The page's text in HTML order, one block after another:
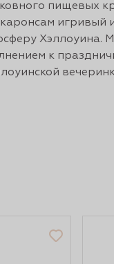
пищевых
игривый
Хэллоуина.
к